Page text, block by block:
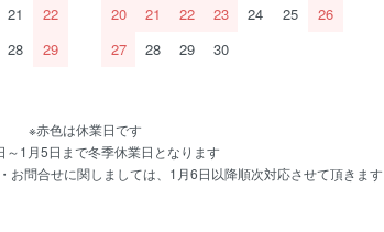
21
22
28
29
20
21 22 23 24 25
26
27
28 29 30
※赤色は休業日です
～1月5日まで冬季休業日となります
お問合せに関しましては、1月6日以降順次対応させて頂きます